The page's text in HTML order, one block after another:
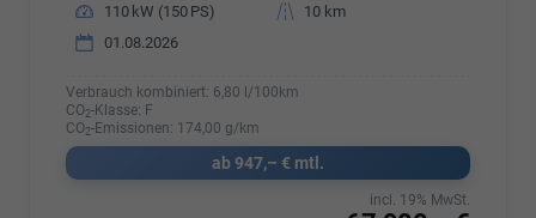
Leistung
110 kW (150 PS) Kilometerstand
10 km
01.08.2026
Verbrauch kombiniert: 6,80 l/100km
CO2-Klasse: F
CO2-Emissionen: 174,00 g/km
ab 947,– € mtl.
incl. 19% MwSt.